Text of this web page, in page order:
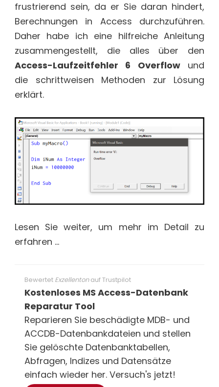
frustrierend sein, da er Sie daran hindert,
Berechnungen in Access durchzuführen.
Daher habe ich eine hilfreiche Anleitung
zusammengestellt, die alles über den
Access-Laufzeitfehler 6 Overflowund
die schrittweisen Methoden zur Lösung
erklärt.
Lesen Sie weiter, um mehr im Detail zu
erfahren …
Bewertet ExzellentonaufTrustpilot
Kostenloses MS Access-Datenbank
Reparatur Tool
Reparieren Sie beschädigte MDB- und
ACCDB-Datenbankdateien und stellen
Sie gelöschte Datenbanktabellen,
Abfragen, Indizes und Datensätze
einfach wieder her. Versuch's jetzt!